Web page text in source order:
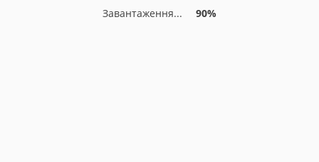
Завантаження... 90%